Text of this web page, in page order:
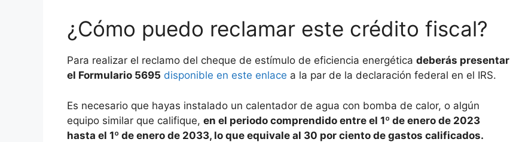
¿Cómo puedo reclamar este crédito fiscal?
Para realizar el reclamo del cheque de estímulo de eficiencia energética deberás presentar
el Formulario 5695 disponible en este enlace a la par de la declaración federal en el IRS.
Es necesario que hayas instalado un calentador de agua con bomba de calor, o algún
equipo similar que califique, en el periodo comprendido entre el 1º de enero de 2023
hasta el 1º de enero de 2033, lo que equivale al 30 por ciento de gastos calificados.